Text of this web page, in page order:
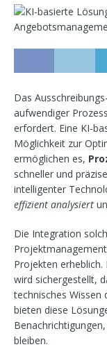
Das
aufwendiger
erfordert. Eine KI-
Möglichkeit zur
ermöglichen es,
schneller und
intelligenter
effizient analysiert
Die Integration
Projekten
wird sichergestellt,
technisches Wissen
bieten diese
bleiben.